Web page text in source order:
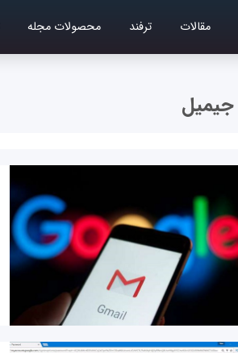
مقالات ترفند محصولات مجله
جیمیل